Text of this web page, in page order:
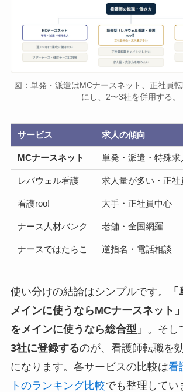
図：単発・派遣はMCナースネット、正社員
にし、2〜3社を併用する。
サービス 求人の傾向
MCナースネット 単発・派遣・特殊求
レバウェル看護 求人量が多い・正社
看護roo! 大手・正社員中心
ナース人材バンク 老舗・全国網羅
ナースではたらこ 逆指名・電話相談
使い分けの結論はシンプルです。
メインに使うならMCナースネット
をメインに使うなら総合型」 。そし
3社に登録するのが、看護師転職を
になります。各サービスの比較は看
トのランキング比較でも整理してい